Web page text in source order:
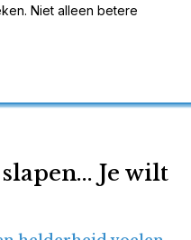
Niet alleen betere
Je wilt